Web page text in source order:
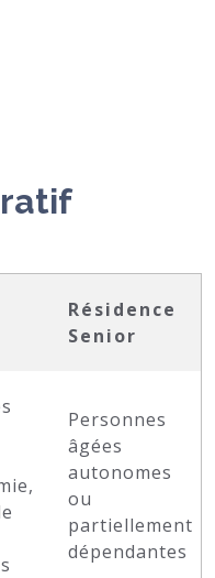
Résidence
Senior
Personnes
âgées
autonomes
ou
partiellement
dépendantes